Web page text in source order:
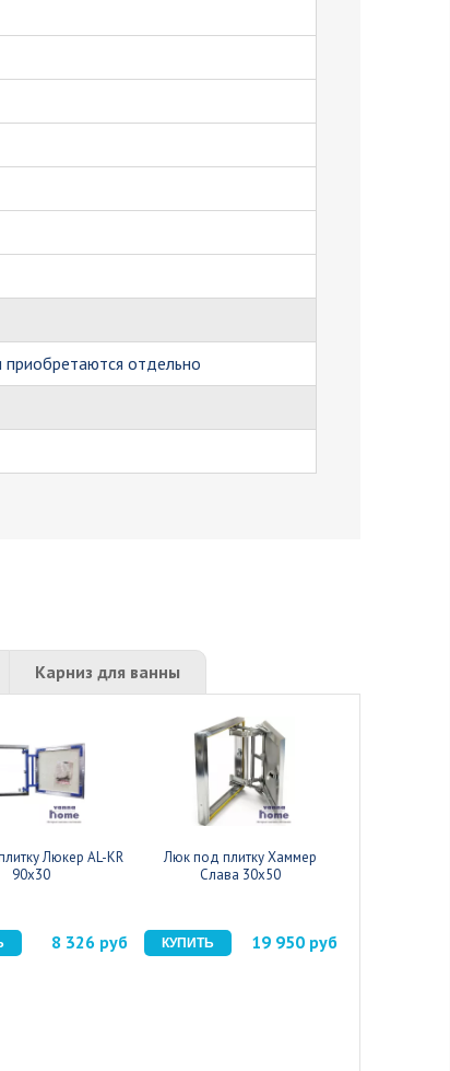
отдельно
Карниз для ванны
Люкер AL-KR
90x30
8 326 руб
Люк под плитку Хаммер
Слава 30x50
19 950 руб